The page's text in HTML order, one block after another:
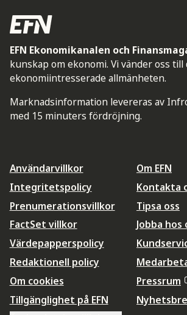
EFN Ekonomikanalen och
kunskap om ekonomi. Vi vänder oss till
ekonomiintresserade allmänheten.
Marknadsinformation levereras av
med 15 minuters fördröjning.
Användarvillkor
Integritetspolicy
Prenumerationsvillkor
FactSet villkor
Värdepapperspolicy
Redaktionell policy
Om cookies
Tillgänglighet på EFN
Om EFN
Kontakta
Tipsa oss
Jobba hos
Pressrum